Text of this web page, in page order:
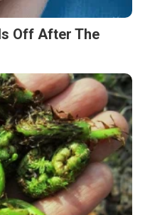
Off After The